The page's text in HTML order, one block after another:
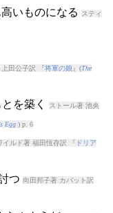
いものになる スティ
田公子訳 『将軍の娘 』(The
を築く ストール著 池央
Egg) p. 6
イルド著 福田恆存訳 『 ドリア
つ 向田邦子著 カバット訳